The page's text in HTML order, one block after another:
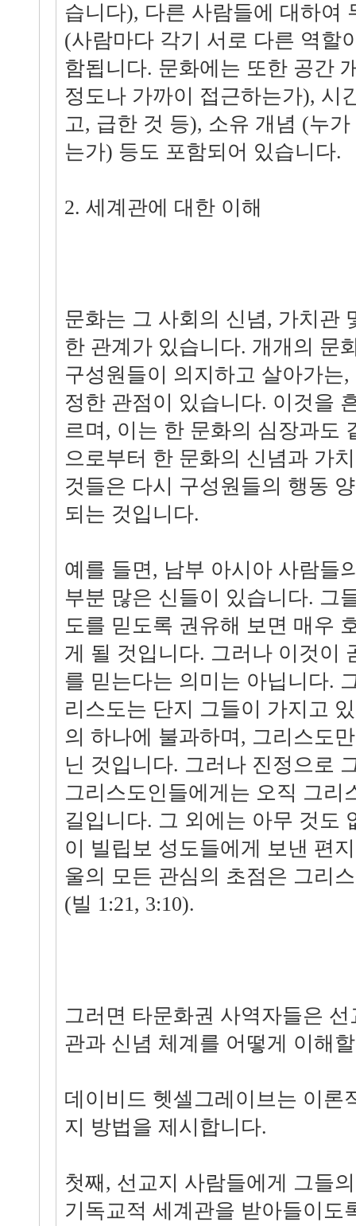
습니다), 다른 사람들에 대하여
(사람마다 각기 서로 다른 역할
함됩니다. 문화에는 또한 공간
정도나 가까이 접근하는가), 시
고, 급한 것 등), 소유 개념 (누
는가) 등도 포함되어 있습니다.
2. 세계관에 대한 이해
문화는 그 사회의 신념, 가치관
한 관계가 있습니다. 개개의 문
구성원들이 의지하고 살아가는
정한 관점이 있습니다. 이것을
르며, 이는 한 문화의 심장과도
으로부터 한 문화의 신념과 가
것들은 다시 구성원들의 행동
되는 것입니다.
예를 들면, 남부 아시아 사람들
부분 많은 신들이 있습니다. 그
도를 믿도록 권유해 보면 매우
게 될 것입니다. 그러나 이것이
를 믿는다는 의미는 아닙니다.
리스도는 단지 그들이 가지고
의 하나에 불과하며, 그리스도
닌 것입니다. 그러나 진정으로
그리스도인들에게는 오직 그리
길입니다. 그 외에는 아무 것도
이 빌립보 성도들에게 보낸 편
울의 모든 관심의 초점은 그리
(빌 1:21, 3:10).
그러면 타문화권 사역자들은
관과 신념 체계를 어떻게 이해
데이비드 헷셀그레이브는 이론
지 방법을 제시합니다.
첫째, 선교지 사람들에게 그들
기독교적 세계관을 받아들이도